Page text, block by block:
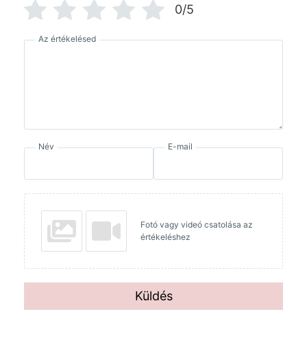
0/5
Az értékelésed
Név E-mail
Fotó vagy videó csatolása az
értékeléshez
Küldés